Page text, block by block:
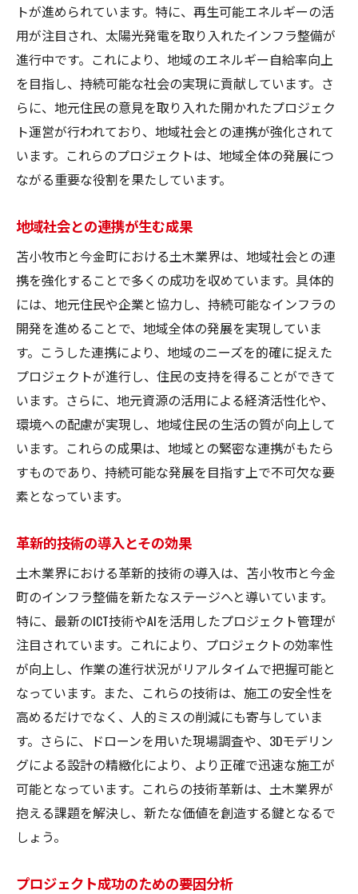
トが進められています。特に、再生可能エネルギーの活
用が注目され、太陽光発電を取り入れたインフラ整備が
進行中です。これにより、地域のエネルギー自給率向上
を目指し、持続可能な社会の実現に貢献しています。さ
らに、地元住民の意見を取り入れた開かれたプロジェク
ト運営が行われており、地域社会との連携が強化されて
います。これらのプロジェクトは、地域全体の発展につ
ながる重要な役割を果たしています。
地域社会との連携が生む成果
苫小牧市と今金町における土木業界は、地域社会との連
携を強化することで多くの成功を収めています。具体的
には、地元住民や企業と協力し、持続可能なインフラの
開発を進めることで、地域全体の発展を実現していま
す。こうした連携により、地域のニーズを的確に捉えた
プロジェクトが進行し、住民の支持を得ることができて
います。さらに、地元資源の活用による経済活性化や、
環境への配慮が実現し、地域住民の生活の質が向上して
います。これらの成果は、地域との緊密な連携がもたら
すものであり、持続可能な発展を目指す上で不可欠な要
素となっています。
革新的技術の導入とその効果
土木業界における革新的技術の導入は、苫小牧市と今金
町のインフラ整備を新たなステージへと導いています。
特に、最新のICT技術やAIを活用したプロジェクト管理が
注目されています。これにより、プロジェクトの効率性
が向上し、作業の進行状況がリアルタイムで把握可能と
なっています。また、これらの技術は、施工の安全性を
高めるだけでなく、人的ミスの削減にも寄与していま
す。さらに、ドローンを用いた現場調査や、3Dモデリン
グによる設計の精緻化により、より正確で迅速な施工が
可能となっています。これらの技術革新は、土木業界が
抱える課題を解決し、新たな価値を創造する鍵となるで
しょう。
プロジェクト成功のための要因分析